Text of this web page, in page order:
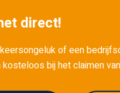
direct!
of een
bij het claimen